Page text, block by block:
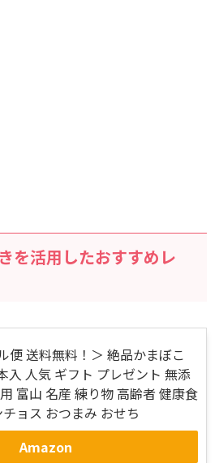
を活用したおすすめレ
便 送料無料！＞ 絶品かまぼこ
入 人気 ギフト プレゼント 無添
富山 名産 練り物 高齢者 健康食
ョス おつまみ おせち
Amazon